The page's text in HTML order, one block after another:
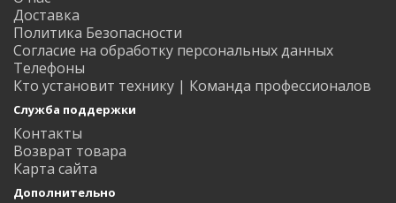
Доставка
Политика Безопасности
Согласие на обработку персональных данных
Телефоны
Кто установит технику | Команда профессионалов
Служба поддержки
Контакты
Возврат товара
Карта сайта
Дополнительно